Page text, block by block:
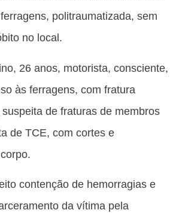
politraumatizada, sem
no local.
26 anos, motorista, consciente,
às ferragens, com fratura
de fraturas de membros
de TCE, com cortes e
contenção de hemorragias e
da vítima pela